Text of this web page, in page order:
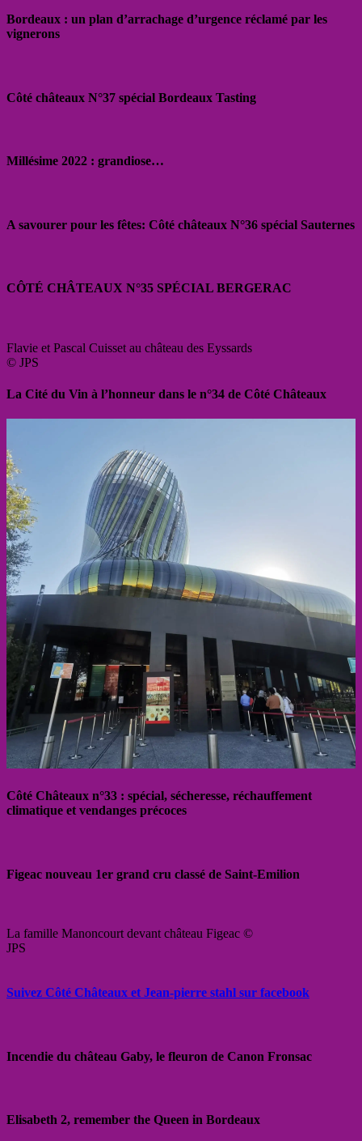
Bordeaux : un plan d’arrachage d’urgence réclamé par les
vignerons
Côté châteaux N°37 spécial Bordeaux Tasting
Millésime 2022 : grandiose…
A savourer pour les fêtes: Côté châteaux N°36 spécial Sauternes
CÔTÉ CHÂTEAUX N°35 SPÉCIAL BERGERAC
Flavie et Pascal Cuisset au château des Eyssards
© JPS
La Cité du Vin à l’honneur dans le n°34 de Côté Châteaux
Côté Châteaux n°33 : spécial, sécheresse, réchauffement
climatique et vendanges précoces
Figeac nouveau 1er grand cru classé de Saint-Emilion
La famille Manoncourt devant château Figeac ©
JPS
Suivez Côté Châteaux et Jean-pierre stahl sur facebook
Incendie du château Gaby, le fleuron de Canon Fronsac
Elisabeth 2, remember the Queen in Bordeaux